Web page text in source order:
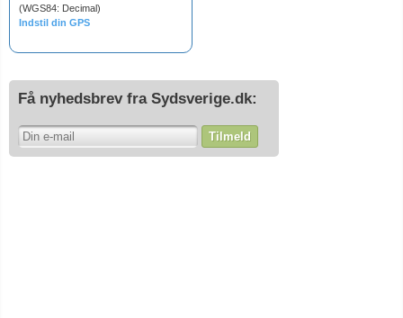
(WGS84: Decimal)
Indstil din GPS
Få nyhedsbrev fra Sydsverige.dk:
Tilmeld